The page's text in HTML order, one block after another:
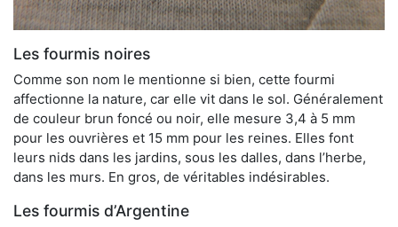
Les fourmis noires
Comme son nom le mentionne si bien, cette fourmi
affectionne la nature, car elle vit dans le sol. Généralement
de couleur brun foncé ou noir, elle mesure 3,4 à 5 mm
pour les ouvrières et 15 mm pour les reines. Elles font
leurs nids dans les jardins, sous les dalles, dans l’herbe,
dans les murs. En gros, de véritables indésirables.
Les fourmis d’Argentine